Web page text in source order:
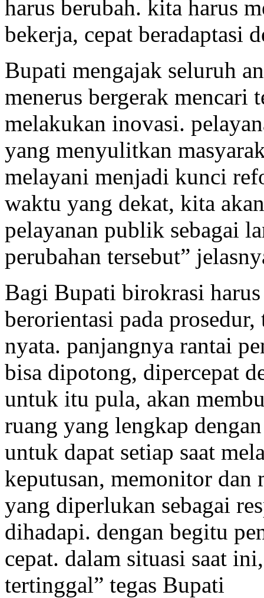
harus berubah. kita harus
bekerja, cepat beradaptasi
Bupati mengajak seluruh
menerus bergerak mencari
melakukan inovasi.
yang menyulitkan
melayani menjadi kunci
waktu yang dekat, kita
pelayanan publik sebagai
perubahan tersebut”
Bagi Bupati birokrasi
berorientasi pada
nyata. panjangnya rantai
bisa dipotong, dipercepat
untuk itu pula, akan
ruang yang lengkap
untuk dapat setiap saat
keputusan, memonitor
yang diperlukan sebagai
dihadapi. dengan begitu
cepat. dalam situasi saat
tertinggal” tegas Bupati